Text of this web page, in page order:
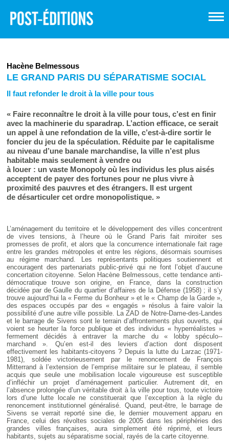
Hacène Belmessous
LE GRAND PARIS DU SÉPARATISME SOCIAL
Il faut refonder le droit à la ville pour tous
« Faire reconnaître le droit à la ville pour tous, c’est en finir
avec la machinerie du sparadrap. L’action efficace, ce serait
un appel à une refondation de la ville, c’est-à-dire sortir le
foncier du jeu de la spéculation. Réduite par le capitalisme
au niveau d’une banale marchandise, la ville n’est plus
habitable mais seulement à vendre ou
à louer : un vaste Monopoly où les individus les plus aisés
acceptent de payer des fortunes pour ne plus vivre à
proximité des pauvres et des étrangers. Il est urgent
de désarticuler cet ordre monopolistique. »
L’aménagement du territoire et le développement des villes concentrent
de vives tensions, à l’heure où le Grand Paris fait miroiter ses
promesses de profit, et alors que la concurrence internationale fait rage
entre les grandes métropoles et entre les régions, désormais soumises
au régime marchand. Les représentants politiques soutiennent et
encouragent des partenariats public-privé qui ne font l’objet d’aucune
concertation citoyenne. Selon Hacène Belmessous, cette tendance anti­
démocratique trouve son origine, en France, dans la construction
décidée par de Gaulle du quartier d’affaires de la Défense (1958) ; il s’y
trouve aujourd’hui la « Ferme du Bonheur » et le « Champ de la Garde »,
des espaces occupés par des « engagés » résolus à faire valoir la
possibilité d’une autre ville possible. La ZAD de Notre-Dame-des-Landes
et le barrage de Sivens sont le terrain d’affrontements plus ouverts, qui
voient se heurter la force publique et des individus « hyperréalistes »
fermement décidés à entraver la marche du « lobby spéculo-­
marchand ». Qu’en est-il des leviers d’action dont disposent
effectivement les habitants-citoyens ? Depuis la lutte du Larzac (1971-
1981), soldée victorieusement par le renoncement de François
Mitterrand à l’extension de l’emprise militaire sur le plateau, il semble
acquis que seule une mobilisation locale vigoureuse est susceptible
d’infléchir un projet d’aménagement particulier. Autrement dit, en
l’absence prolongée d’un véritable droit à la ville pour tous, toute victoire
lors d’une lutte locale ne constituerait que l’exception à la règle du
renoncement institutionnel généralisé. Quand, peut-être, le barrage de
Sivens se verrait reporté sine die, le dernier mouvement apparu en
France, celui des révoltes sociales de 2005 dans les périphéries des
grandes villes françaises, aura simplement été réprimé, et leurs
habitants, sujets au séparatisme social, rayés de la carte citoyenne.